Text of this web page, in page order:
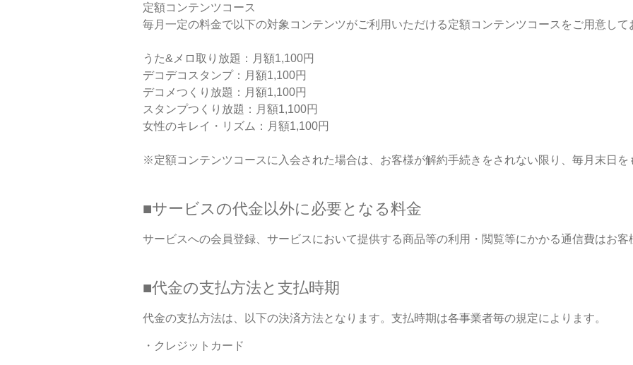
定額コンテンツコース
毎月一定の料金で以下の対象コンテンツがご利用いただける定額コンテンツコースをご用意して
うた&メロ取り放題：月額1,100円
デコデコスタンプ：月額1,100円
デコメつくり放題：月額1,100円
スタンプつくり放題：月額1,100円
女性のキレイ・リズム：月額1,100円
※定額コンテンツコースに入会された場合は、お客様が解約手続きをされない限り、毎月末日
■サービスの代金以外に必要となる料金
サービスへの会員登録、サービスにおいて提供する商品等の利用・閲覧等にかかる通信費はお
■代金の支払方法と支払時期
代金の支払方法は、以下の決済方法となります。支払時期は各事業者毎の規定によります。
・クレジットカード